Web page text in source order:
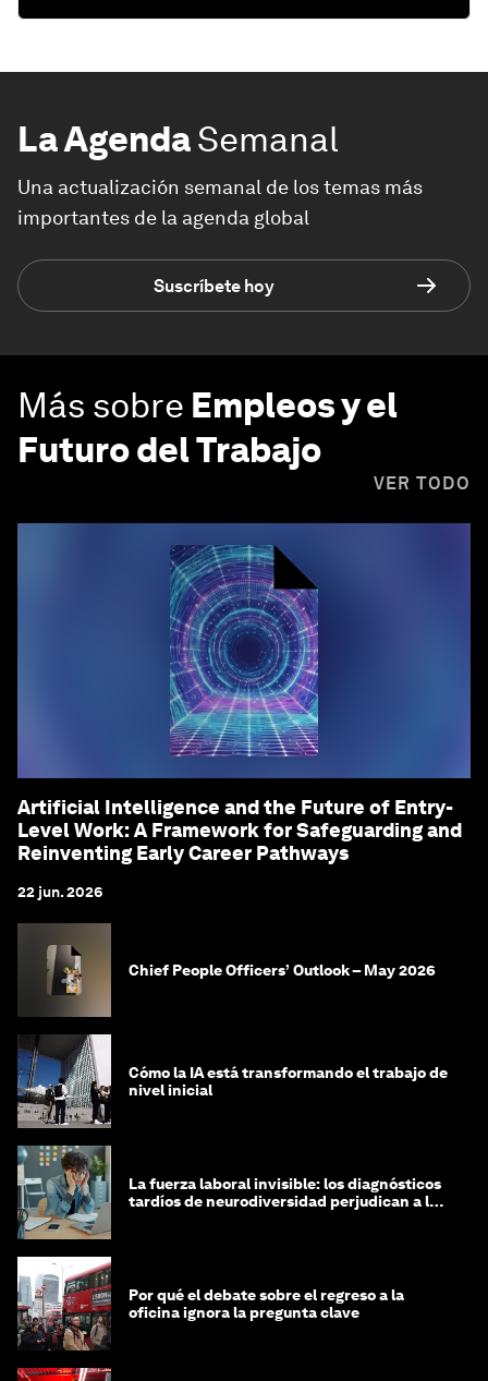
La AgendaSemanal
Una actualización semanal de los temas más
importantes de la agenda global
Suscríbete hoy
Más sobre Empleos y el
Futuro del Trabajo
VER TODO
Artificial Intelligence and the Future of Entry-
Level Work: A Framework for Safeguarding and
Reinventing Early Career Pathways
22 jun. 2026
Chief People Officers’ Outlook – May 2026
Cómo la IA está transformando el trabajo de
nivel inicial
La fuerza laboral invisible: los diagnósticos
tardíos de neurodiversidad perjudican a las
Por qué el debate sobre el regreso a la
oficina ignora la pregunta clave